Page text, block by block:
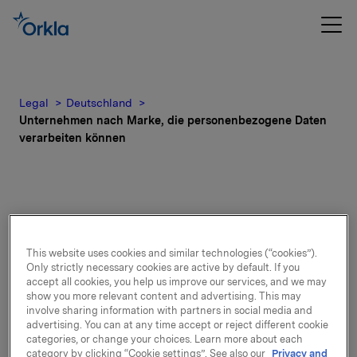
Legal
Deutschland
Unternehmen nach Marke, die personenbezogene Daten
verarbeiten können
Liste der nach Marke
identifizierten
Unternehmen, die
personenbezogene Daten
This website uses cookies and similar technologies (“cookies”).
Only strictly necessary cookies are active by default. If you
accept all cookies, you help us improve our services, and we may
show you more relevant content and advertising. This may
involve sharing information with partners in social media and
advertising. You can at any time accept or reject different cookie
categories, or change your choices. Learn more about each
category by clicking “Cookie settings”. See also our Privacy and